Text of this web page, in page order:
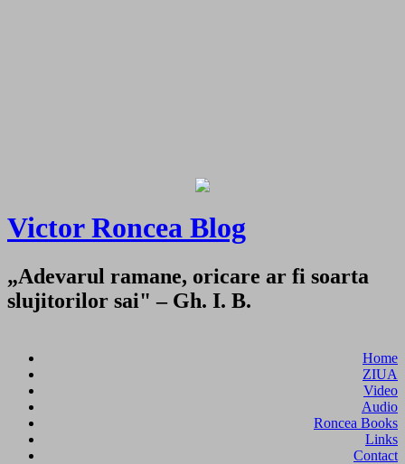
Victor Roncea Blog
„Adevarul ramane, oricare ar fi soarta
slujitorilor sai" – Gh. I. B.
Home
ZIUA
Video
Audio
Roncea Books
Links
Contact